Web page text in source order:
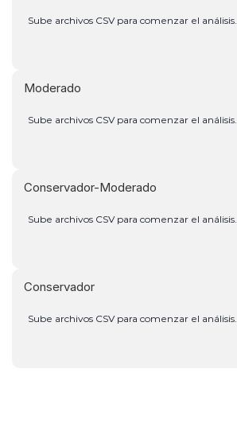
Sube archivos CSV para comenzar el análisis.
Moderado
Sube archivos CSV para comenzar el análisis.
Conservador-Moderado
Sube archivos CSV para comenzar el análisis.
Conservador
Sube archivos CSV para comenzar el análisis.